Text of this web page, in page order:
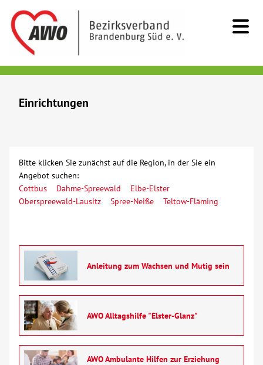
Beratung & Hilfe
Bildung
Über uns
Veranstaltungen
Spenden
Einrichtungen
Bitte klicken Sie zunächst auf die Region, in der Sie ein
Angebot suchen:
Cottbus
Dahme-Spreewald
Elbe-Elster
Oberspreewald-Lausitz
Spree-Neiße Teltow-Fläming
Anleitung zum Wachsen und Mutig sein
AWO Alltagshilfe "Elster-Glanz"
AWO Ambulante Hilfen zur Erziehung